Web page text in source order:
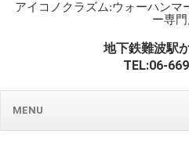
アイコノクラズム:ウォーハンマ
ー専
地下鉄難波駅
TEL:06-
MENU